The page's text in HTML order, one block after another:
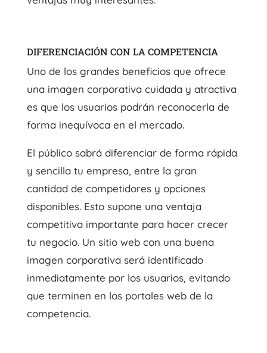
DIFERENCIACIÓN CON LA COMPETENCIA
Uno de los grandes beneficios que ofrece
una imagen corporativa cuidada y atractiva
es que los usuarios podrán reconocerla de
forma inequívoca en el mercado.
El público sabrá diferenciar de forma rápida
y sencilla tu empresa, entre la gran
cantidad de competidores y opciones
disponibles. Esto supone una ventaja
competitiva importante para hacer crecer
tu negocio. Un sitio web con una buena
imagen corporativa será identificado
inmediatamente por los usuarios, evitando
que terminen en los portales web de la
competencia.